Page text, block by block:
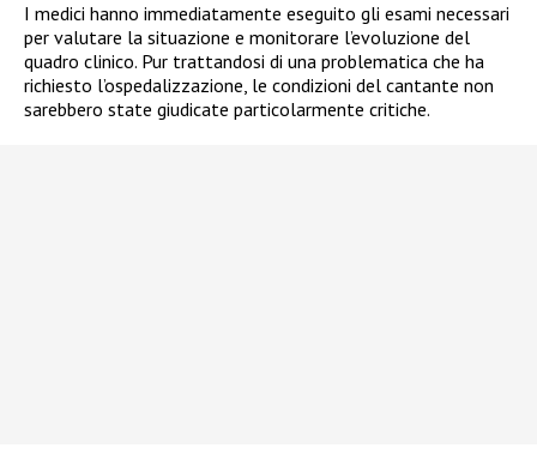
I medici hanno immediatamente eseguito gli esami necessari
per valutare la situazione e monitorare l’evoluzione del
quadro clinico. Pur trattandosi di una problematica che ha
richiesto l’ospedalizzazione, le condizioni del cantante non
sarebbero state giudicate particolarmente critiche.